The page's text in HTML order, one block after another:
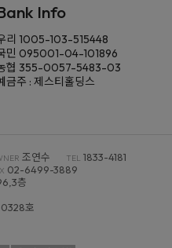
Info
리 1005-103-515448
민 095001-04-101896
협 355-0057-5483-03
금주 : 제스티홀딩스
조연수 TEL 1833-4181
02-6499-3889
층
호